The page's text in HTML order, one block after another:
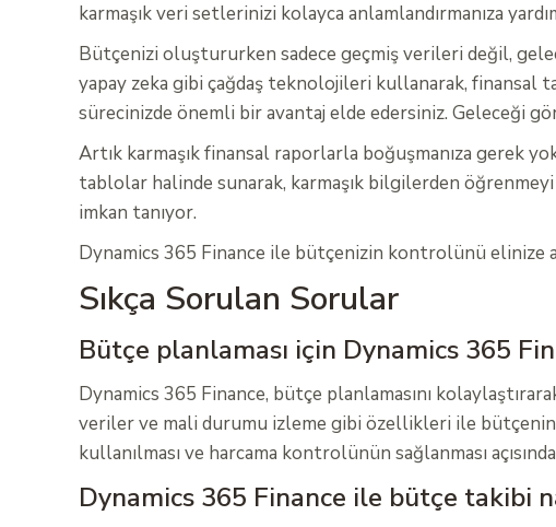
karmaşık veri setlerinizi kolayca anlamlandırmanıza
Bütçenizi oluştururken sadece geçmiş verileri değil,
yapay zeka gibi çağdaş teknolojileri kullanarak, finansal
sürecinizde önemli bir avantaj elde edersiniz. Geleceği
Artık karmaşık finansal raporlarla boğuşmanıza gerek
tablolar halinde sunarak, karmaşık bilgilerden öğrenmeyi
imkan tanıyor.
Dynamics 365 Finance ile bütçenizin kontrolünü elinize
Sıkça Sorulan Sorular
Bütçe planlaması için Dynamics 365
Dynamics 365 Finance, bütçe planlamasını
veriler ve mali durumu izleme gibi özellikleri ile
kullanılması ve harcama kontrolünün sağlanması
Dynamics 365 Finance ile bütçe takibi